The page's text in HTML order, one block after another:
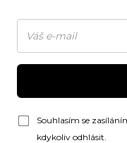
Souhlasím se
kdykoliv odhlásit.